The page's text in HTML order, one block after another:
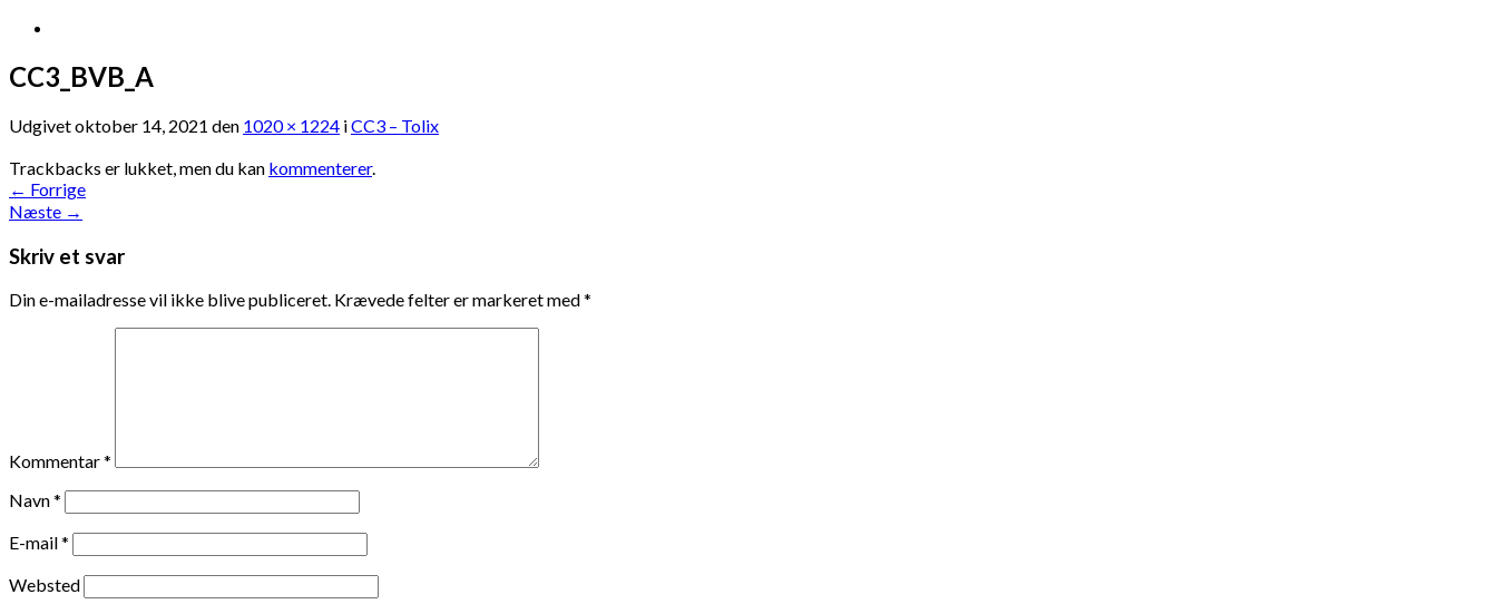
CC3_BVB_A
Udgivetoktober 14, 2021 den 1020 × 1224 iCC3 – Tolix
Trackbacks er lukket, men du kan kommenterer.
← Forrige
Næste →
Skriv et svar
Din e-mailadresse vil ikke blive publiceret. Krævede felter er markeret med*
Kommentar*
Navn*
E-mail*
Websted